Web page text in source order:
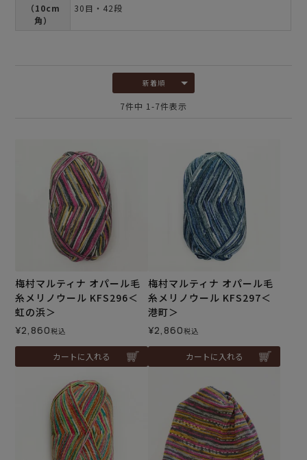
（10cm
角）
30目・42段
新着順
7件中 1 -7件表示
梅村マルティナ オパール毛
糸メリノウール KFS296＜
虹の浜＞
¥2,860税込
カートに入れる
梅村マルティナ オパール毛
糸メリノウール KFS297＜
港町＞
¥2,860税込
カートに入れる